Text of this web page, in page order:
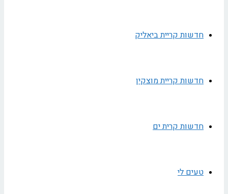
חדשות קריית ביאליק
חדשות קריית מוצקין
חדשות קרית ים
טעים לי